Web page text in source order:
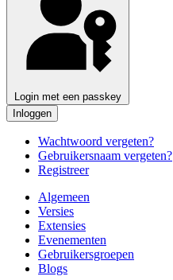
Login met een passkey
Inloggen
Wachtwoord vergeten?
Gebruikersnaam vergeten?
Registreer
Algemeen
Versies
Extensies
Evenementen
Gebruikersgroepen
Blogs